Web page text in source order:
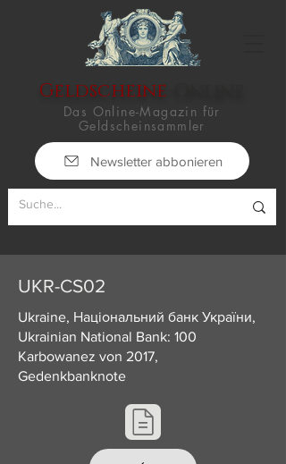
Geldscheine
Das Online-Magazin für
Geldscheinsammler
Newsletter abbonieren
UKR-CS02
Ukraine, Національний банк України,
Ukrainian National Bank: 100
Karbowanez von 2017,
Gedenkbanknote